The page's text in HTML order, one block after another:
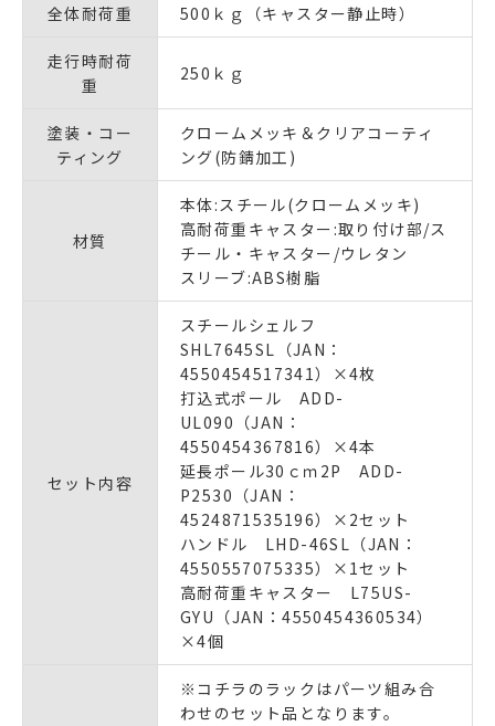
全体耐荷重 500ｋｇ（キャスター静止時）
走行時耐荷
重
250ｋｇ
塗装・コー
ティング
クロームメッキ＆クリアコーティ
ング(防錆加工)
材質
本体:スチール(クロームメッキ)
高耐荷重キャスター:取り付け部/ス
チール・キャスター/ウレタン
スリーブ:ABS樹脂
セット内容
スチールシェルフ
SHL7645SL（JAN：
4550454517341）×4枚
打込式ポール ADD-
UL090（JAN：
4550454367816）×4本
延長ポール30ｃｍ2P ADD-
P2530（JAN：
4524871535196）×2セット
ハンドル LHD-46SL（JAN：
4550557075335）×1セット
高耐荷重キャスター L75US-
GYU（JAN：4550454360534）
×4個
※コチラのラックはパーツ組み合
わせのセット品となります。